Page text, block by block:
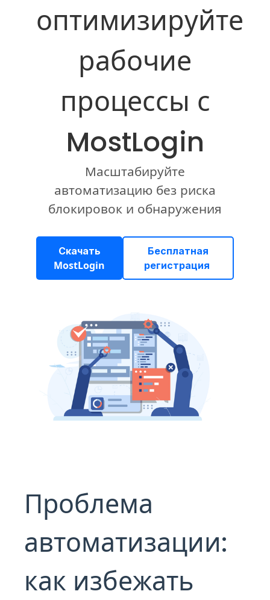
оптимизируйте
рабочие
процессы с
MostLogin
Масштабируйте
автоматизацию без риска
блокировок и обнаружения
Скачать
MostLogin
Бесплатная
регистрация
Проблема
автоматизации:
как избежать